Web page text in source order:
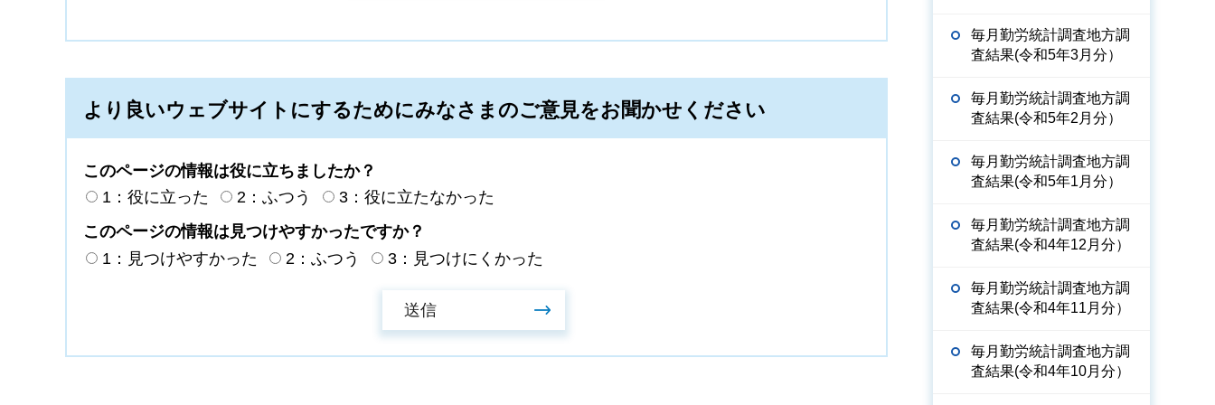
より良いウェブサイトにするためにみなさまのご意見をお聞かせください
このページの情報は役に立ちましたか？
1：役に立った
2：ふつう
3：役に立たなかった
このページの情報は見つけやすかったですか？
1：見つけやすかった
2：ふつう 3：見つけにくかった
毎月勤労統計調査地方調
査結果(令和5年3月分）
毎月勤労統計調査地方調
査結果(令和5年2月分）
毎月勤労統計調査地方調
査結果(令和5年1月分）
毎月勤労統計調査地方調
査結果(令和4年12月分）
毎月勤労統計調査地方調
査結果(令和4年11月分）
毎月勤労統計調査地方調
査結果(令和4年10月分）